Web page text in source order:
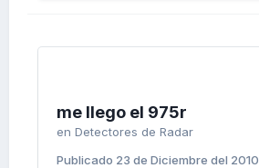
me llego el 975r
en Detectores de Radar
Publicado 23 de Diciembre del 2010